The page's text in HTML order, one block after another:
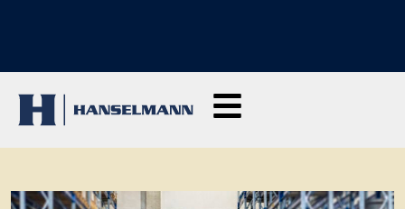
SCOPRI I NOSTRI CORSI DI FORMAZIONE: Clicca qui per richiedere